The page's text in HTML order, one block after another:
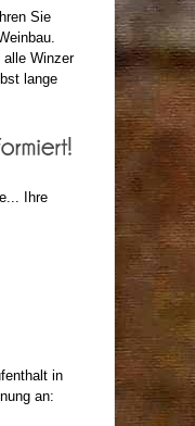
Sie
Winzer
lange
Ihre
in
an: